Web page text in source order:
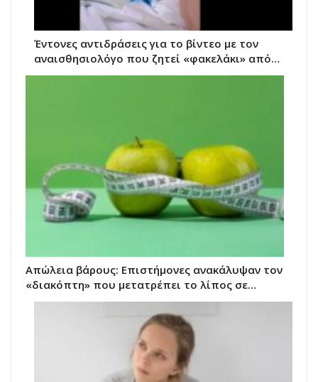
Έντονες αντιδράσεις για το βίντεο με τον
αναισθησιολόγο που ζητεί «φακελάκι» από…
Απώλεια βάρους: Επιστήμονες ανακάλυψαν τον
«διακόπτη» που μετατρέπει το λίπος σε…